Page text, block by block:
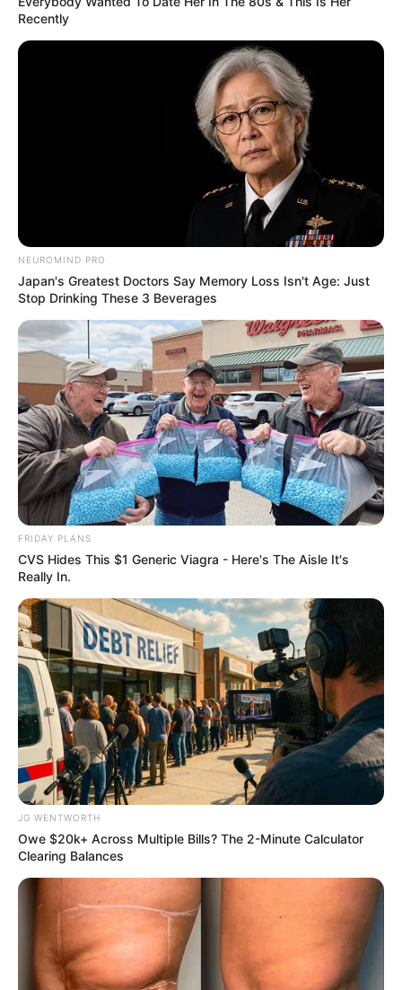
Culkin Cracks Up The Web With His Own Version
Why this ordinary drink is the secret to feeling
your best every day
CTA LOVE
Why everything you thought you knew about water
might be wrong
CTA LOVE
She Chose To Remove The Tattoos On Her Face.
Look At Her Now
BUZZ DAY
Recently
NEUROMIND PRO
Japan's Greatest Doctors Say Memory Loss Isn't Age: Just
Stop Drinking These 3 Beverages
FRIDAY PLANS
CVS Hides This $1 Generic Viagra - Here's The Aisle It's
Really In.
JG WENTWORTH
Owe $20k+ Across Multiple Bills? The 2-Minute Calculator
Clearing Balances